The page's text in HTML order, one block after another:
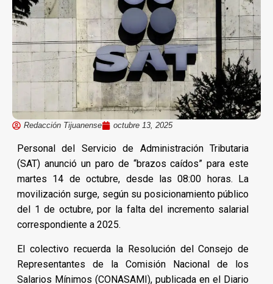
Redacción Tijuanense octubre 13, 2025
Personal del Servicio de Administración Tributaria
(SAT) anunció un paro de “brazos caídos” para este
martes 14 de octubre, desde las 08:00 horas. La
movilización surge, según su posicionamiento público
del 1 de octubre, por la falta del incremento salarial
correspondiente a 2025.
El colectivo recuerda la Resolución del Consejo de
Representantes de la Comisión Nacional de los
Salarios Mínimos (CONASAMI), publicada en el Diario